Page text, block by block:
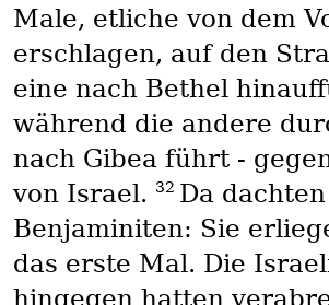
Male, etliche von dem
erschlagen, auf den
eine nach Bethel
während die andere
nach Gibea führt -
von Israel. 32 Da
Benjaminiten: Sie
das erste Mal. Die
hingegen hatten